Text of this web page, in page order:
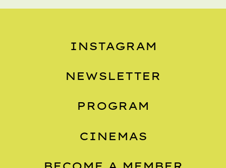
INSTAGRAM
NEWSLETTER
PROGRAM
CINEMAS